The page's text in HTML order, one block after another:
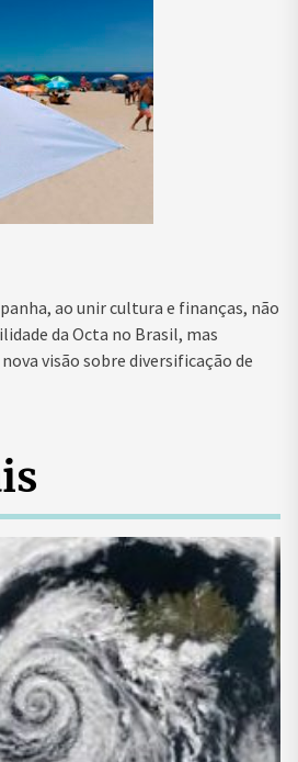
ao unir cultura e finanças, não
da Octa no Brasil, mas
visão sobre diversificação de